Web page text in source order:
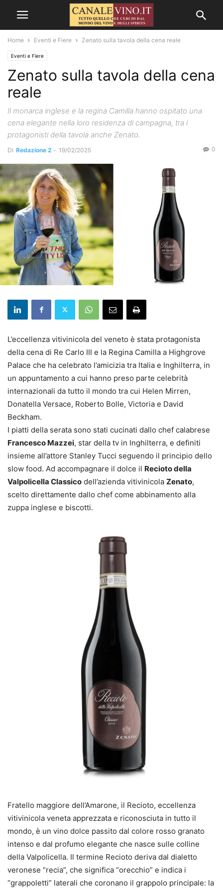
Home Eventi e Fiere Zenato sulla tavola della cena reale
Eventi e Fiere
Zenato sulla tavola della cena
reale
Il monarca inglese e la regina Camilla hanno ospitato una
cena elegante nella loro residenza di campagna, tra i
protagonisti della tavola anche Zenato.
Di Redazione 2 - 19/02/2025 0
L’eccellenza vitivinicola del veneto è stata protagonista
della cena di Re Carlo III e la Regina Camilla a Highgrove
Palace che ha celebrato l’amicizia tra Italia e Inghilterra, in
un appuntamento a cui hanno preso parte celebrità
internazionali da tutto il mondo tra cui Helen Mirren,
Donatella Versace, Roberto Bolle, Victoria e David
Beckham.
I piatti della serata sono stati cucinati dallo chef calabrese
Francesco Mazzei, star della tv in Inghilterra, e definiti
insieme all’attore Stanley Tucci seguendo il principio dello
slow food. Ad accompagnare il dolce il Recioto della
Valpolicella Classico dell’azienda vitivinicola Zenato,
scelto direttamente dallo chef come abbinamento alla
zuppa inglese e biscotti.
Fratello maggiore dell’Amarone, il Recioto, eccellenza
vitivinicola veneta apprezzata e riconosciuta in tutto il
mondo, è un vino dolce passito dal colore rosso granato
intenso e dal profumo elegante che nasce sulle colline
della Valpolicella. Il termine Recioto deriva dal dialetto
veronese “recia”, che significa “orecchio” e indica i
“grappoletti” laterali che coronano il grappolo principale: la